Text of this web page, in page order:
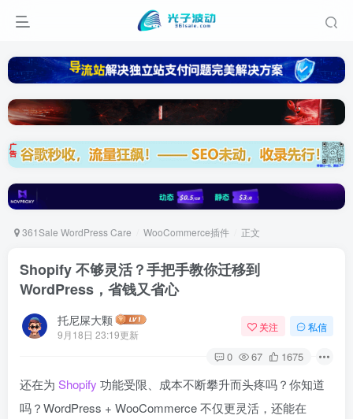
361Sale WordPress Care WooCommerce插件 正文
Shopify 不够灵活？手把手教你迁移到
WordPress，省钱又省心
托尼屎大颗
9月18日 23:19更新
关注 私信
0 67 1675
还在为 Shopify 功能受限、成本不断攀升而头疼吗？你知道
吗？WordPress + WooCommerce 不仅更灵活，还能在